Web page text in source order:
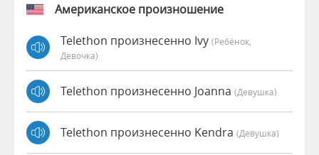
Американское произношение
Telethon произнесенно Ivy (Ребёнок,
Девочка)
Telethon произнесенно Joanna (девушка)
Telethon произнесенно Kendra (девушка)